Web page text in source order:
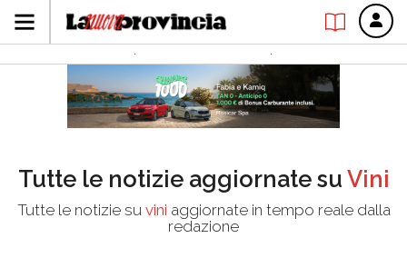
Tutte le notizie aggiornate su Vini
Tutte le notizie su vini aggiornate in tempo reale dalla
redazione